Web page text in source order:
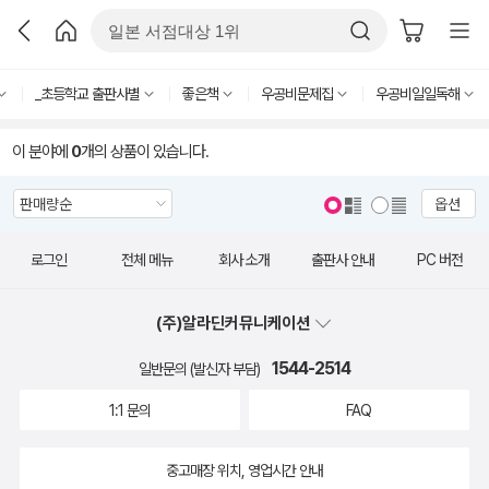
_초등학교 출판사별 좋은책 우공비문제집 우공비일일독해
이 분야에 0개의 상품이 있습니다.
옵션
로그인 전체 메뉴 회사 소개 출판사 안내 PC 버전
(주)알라딘커뮤니케이션
일반문의 (발신자 부담) 1544-2514
1:1 문의 FAQ
중고매장 위치, 영업시간 안내